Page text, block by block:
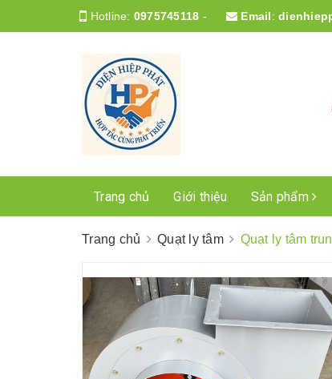
Hotline: 0975745118 - Email:
Trang chủ Giới thiệu Sản phẩm
Trang chủ Quạt ly tâm Quạt ly tâm